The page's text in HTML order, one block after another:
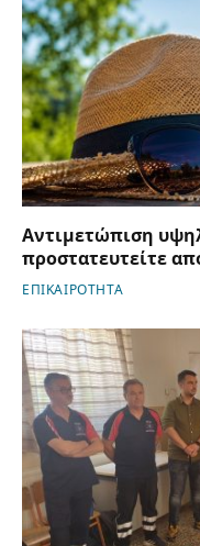
Αντιμετώπιση
προστατευτείτε
ΕΠΙΚΑΙΡΟΤΗΤΑ